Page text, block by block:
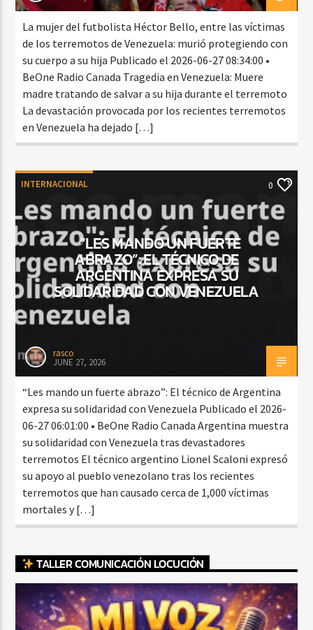
La mujer del futbolista Héctor Bello, entre las víctimas
de los terremotos de Venezuela: murió protegiendo con
su cuerpo a su hija Publicado el 2026-06-27 08:34:00 •
BeOne Radio Canada Tragedia en Venezuela: Muere
madre tratando de salvar a su hija durante el terremoto
La devastación provocada por los recientes terremotos
en Venezuela ha dejado […]
INTERNACIONAL 0
“LES MANDO UN FUERTE
ABRAZO”: EL TÉCNICO DE
ARGENTINA EXPRESA SU
SOLIDARIDAD CON VENEZUELA
rasco
JUNE 27, 2026
“Les mando un fuerte abrazo”: El técnico de Argentina
expresa su solidaridad con Venezuela Publicado el 2026-
06-27 06:01:00 • BeOne Radio Canada Argentina muestra
su solidaridad con Venezuela tras devastadores
terremotos El técnico argentino Lionel Scaloni expresó
su apoyo al pueblo venezolano tras los recientes
terremotos que han causado cerca de 1,000 víctimas
mortales y […]
TALLER COMUNICACIÓN LOCUCIÓN